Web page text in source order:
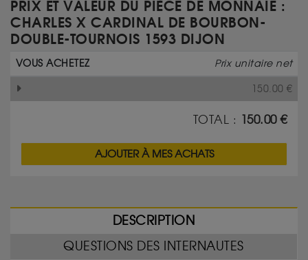
PRIX ET VALEUR DU PIÈCE DE MONNAIE :
CHARLES X CARDINAL DE BOURBON-
DOUBLE-TOURNOIS 1593 DIJON
VOUS ACHETEZ Prix unitaire net
150.00 €
TOTAL : 150.00€
AJOUTER À MES ACHATS
DESCRIPTION
QUESTIONS DES INTERNAUTES